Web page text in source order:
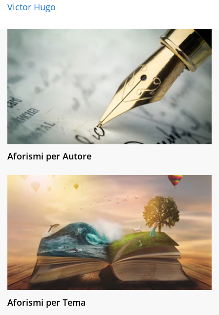
Victor Hugo
Aforismi per Autore
Aforismi per Tema